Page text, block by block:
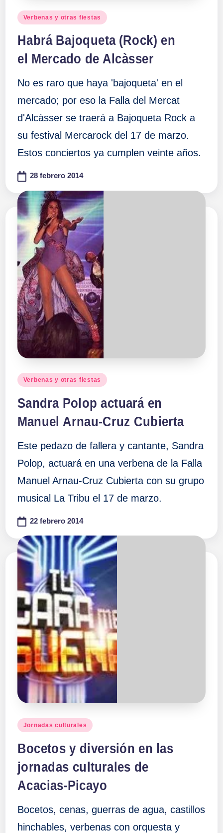
Publicado
Verbenas y otras fiestas
Habrá Bajoqueta (Rock) en
el Mercado de Alcàsser
No es raro que haya 'bajoqueta' en el
mercado; por eso la Falla del Mercat
d'Alcàsser se traerá a Bajoqueta Rock a
su festival Mercarock del 17 de marzo.
Estos conciertos ya cumplen veinte años.
28 febrero 2014
Publicado
Verbenas y otras fiestas
Sandra Polop actuará en
Manuel Arnau-Cruz Cubierta
Este pedazo de fallera y cantante, Sandra
Polop, actuará en una verbena de la Falla
Manuel Arnau-Cruz Cubierta con su grupo
musical La Tribu el 17 de marzo.
22 febrero 2014
Publicado
Jornadas culturales
Bocetos y diversión en las
jornadas culturales de
Acacias-Picayo
Bocetos, cenas, guerras de agua, castillos
hinchables, verbenas con orquesta y